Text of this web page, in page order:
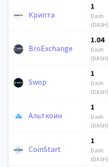
Крипта
1
Dash
(DASH)
BroExchange
1.04
Dash
(DASH)
Swop
1
Dash
(DASH)
Альткоин
1
Dash
(DASH)
CoinStart
1
Dash
(DASH)